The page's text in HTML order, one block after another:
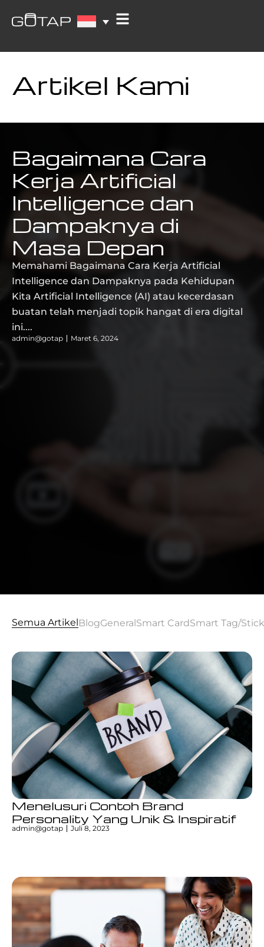
Artikel Kami
Bagaimana Cara
Kerja Artificial
Intelligence dan
Dampaknya di
Masa Depan
Memahami Bagaimana Cara Kerja Artificial
Intelligence dan Dampaknya pada Kehidupan
Kita Artificial Intelligence (AI) atau kecerdasan
buatan telah menjadi topik hangat di era digital
ini....
admin@gotap Maret 6, 2024
BlogGeneralSmart CardSmart Tag/
Semua Artikel
Menelusuri Contoh Brand
Personality Yang Unik & Inspiratif
admin@gotap Juli 8, 2023